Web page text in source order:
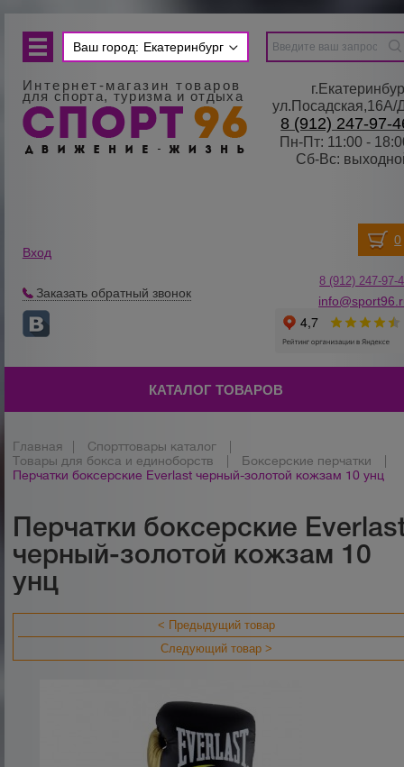
Ваш город: Екатеринбург
Интернет-магазин товаров
для спорта, туризма и отдыха
8 (912) 247-97-
Пн-Пт: 11:00 -
Сб-Вс:
Вход
Заказать обратный звонок
8 (912) 247-97-
КАТАЛОГ ТОВАРОВ
Главная Спорттовары каталог
Товары для бокса и единоборств
Боксерские перчатки
Перчатки боксерские Everlast черный-золотой кожзам 10 унц
Перчатки боксерские
черный-золотой кожзам 10
унц
< Предыдущий товар
Следующий товар >